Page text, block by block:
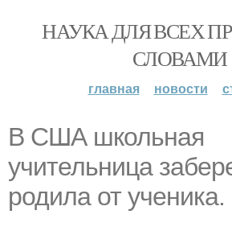
НАУКА ДЛЯ ВСЕХ
СЛОВАМИ
главная новости
В США школьная
учительница
родила от ученика.